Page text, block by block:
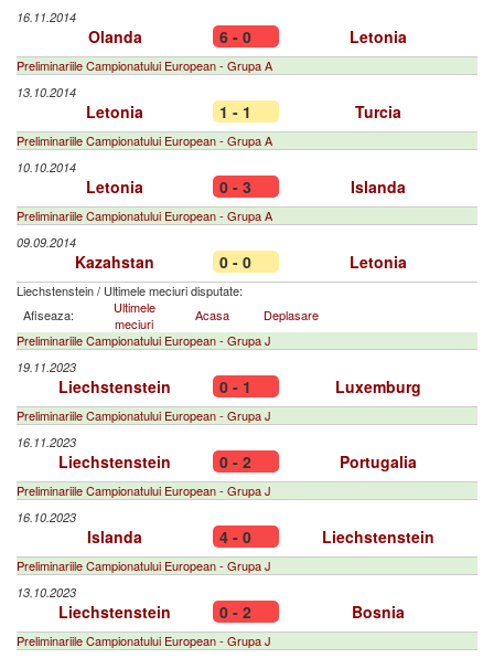
16.11.2014
Olanda 6 - 0 Letonia
Preliminariile Campionatului European - Grupa A
13.10.2014
Letonia 1 - 1 Turcia
Preliminariile Campionatului European - Grupa A
10.10.2014
Letonia 0 - 3 Islanda
Preliminariile Campionatului European - Grupa A
09.09.2014
Kazahstan 0 - 0 Letonia
Liechstenstein/ Ultimele meciuri disputate:
Afiseaza:
Ultimele
meciuri
Acasa
Deplasare
Preliminariile Campionatului European - Grupa J
19.11.2023
Liechstenstein 0 - 1 Luxemburg
Preliminariile Campionatului European - Grupa J
16.11.2023
Liechstenstein 0 - 2 Portugalia
Preliminariile Campionatului European - Grupa J
16.10.2023
Islanda 4 - 0 Liechstenstein
Preliminariile Campionatului European - Grupa J
13.10.2023
Liechstenstein 0 - 2 Bosnia
Preliminariile Campionatului European - Grupa J